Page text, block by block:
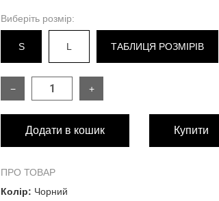
Виберіть розмір:
S L ТАБЛИЦЯ РОЗМІРІВ
Довжина виробу
− +
Додати в кошик Купити
ПРО ТОВАР
Колір: Чорний